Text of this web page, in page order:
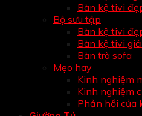
Bàn kệ tivi
Bộ sưu tập
Bàn kệ tivi
Bàn kệ tivi
Bàn trà sofa
Mẹo hay
Kinh nghiệm
Kinh nghiệm
Phản hồi của